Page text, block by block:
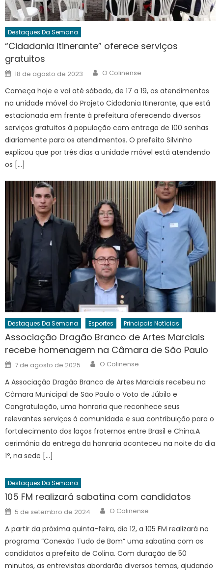
Destaques Da Semana
“Cidadania Itinerante” oferece serviços
gratuitos
Posted
on
18 de agosto de 2023 Author
O Colinense
Começa hoje e vai até sábado, de 17 a 19, os atendimentos
na unidade móvel do Projeto Cidadania Itinerante, que está
estacionada em frente à prefeitura oferecendo diversos
serviços gratuitos à população com entrega de 100 senhas
diariamente para os atendimentos. O prefeito Silvinho
explicou que por três dias a unidade móvel está atendendo
os […]
Destaques Da Semana Esportes Principais Notícias
Associação Dragão Branco de Artes Marciais
recebe homenagem na Câmara de São Paulo
Posted
on
7 de agosto de 2025 Author
O Colinense
A Associação Dragão Branco de Artes Marciais recebeu na
Câmara Municipal de São Paulo o Voto de Júbilo e
Congratulação, uma honraria que reconhece seus
relevantes serviços à comunidade e sua contribuição para o
fortalecimento dos laços fraternos entre Brasil e China.A
cerimônia da entrega da honraria aconteceu na noite do dia
1º, na sede […]
Destaques Da Semana
105 FM realizará sabatina com candidatos
Posted
on
5 de setembro de 2024 Author
O Colinense
A partir da próxima quinta-feira, dia 12, a 105 FM realizará no
programa “Conexão Tudo de Bom” uma sabatina com os
candidatos a prefeito de Colina. Com duração de 50
minutos, as entrevistas abordarão diversos temas, ajudando